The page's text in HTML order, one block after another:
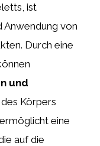
ist
Anwendung von
Durch eine
und
Körpers
eine
auf die